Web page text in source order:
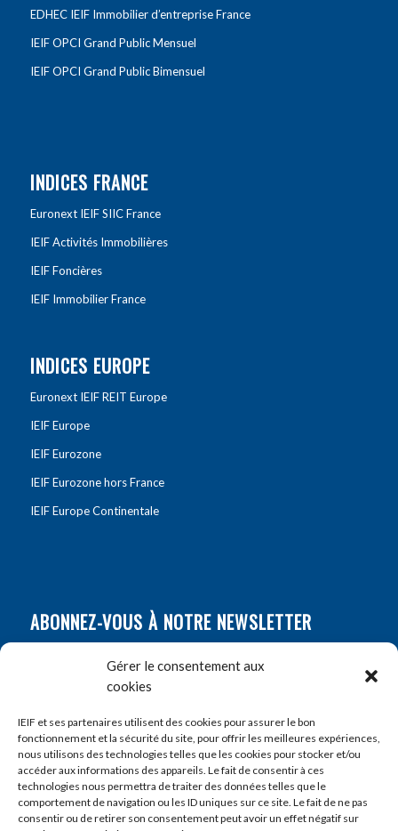
Gérer le consentement aux
cookies
IEIF et ses partenaires utilisent des cookies pour assurer le bon
fonctionnement et la sécurité du site, pour offrir les meilleures expériences,
nous utilisons des technologies telles que les cookies pour stocker et/ou
accéder aux informations des appareils. Le fait de consentir à ces
technologies nous permettra de traiter des données telles que le
comportement de navigation ou les ID uniques sur ce site. Le fait de ne pas
consentir ou de retirer son consentement peut avoir un effet négatif sur
EDHEC IEIF Immobilier d’entreprise France
IEIF OPCI Grand Public Mensuel
IEIF OPCI Grand Public Bimensuel
INDICES FRANCE
Euronext IEIF SIIC France
IEIF Activités Immobilières
IEIF Foncières
IEIF Immobilier France
INDICES EUROPE
Euronext IEIF REIT Europe
IEIF Europe
IEIF Eurozone
IEIF Eurozone hors France
IEIF Europe Continentale
ABONNEZ-VOUS À NOTRE NEWSLETTER
Prénom*
E-mail*